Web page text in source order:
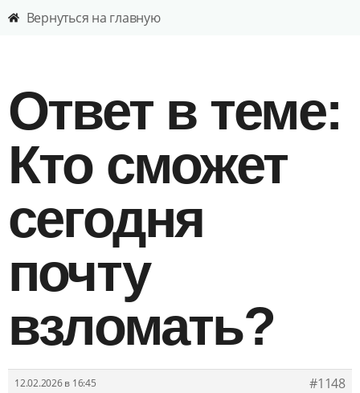
Вернуться на главную
Ответ в теме:
Кто сможет
сегодня
почту
взломать?
12.02.2026 в 16:45
#1148